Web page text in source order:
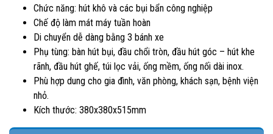
Chức năng: hút khô và các bụi bẩn công nghiệp
Chế độ làm mát máy tuần hoàn
Di chuyển dễ dàng bằng 3 bánh xe
Phụ tùng: bàn hút bụi, đầu chổi tròn, đầu hút góc – hút khe
rãnh, đầu hút ghế, túi lọc vải, ống mềm, ống nối dài inox.
Phù hợp dung cho gia đình, văn phòng, khách sạn, bệnh viện
nhỏ.
Kích thước: 380x380x515mm